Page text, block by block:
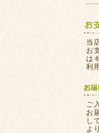
当
お
は
利
ご
お
し
よ